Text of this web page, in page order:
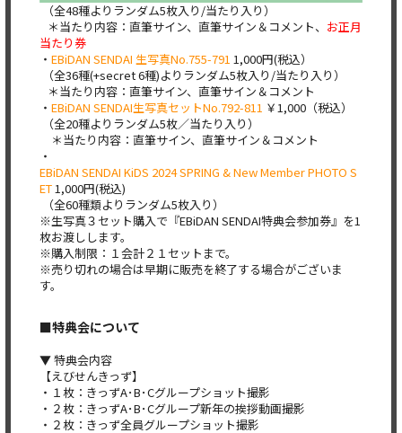
（全48種よりランダム5枚入り/当たり入り）
＊当たり内容：直筆サイン、直筆サイン＆コメント、 お正月
当たり券
・ EBiDAN SENDAI 生写真No.755-791 1,000円(税込）
（全36種(+secret 6種)よりランダム5枚入り/当たり入り）
＊当たり内容：直筆サイン、直筆サイン＆コメント
・ EBiDAN SENDAI生写真セットNo.792-811 ￥1,000（税込）
（全20種よりランダム5枚／当たり入り）
＊当たり内容：直筆サイン、直筆サイン＆コメント
・
EBiDAN SENDAI KiDS 2024 SPRING & New Member PHOTO S
ET 1,000円(税込)
（全60種類よりランダム5枚入り）
※生写真３セット購入で『EBiDAN SENDAI特典会参加券』を1
枚お渡しします。
※購入制限：１会計２１セットまで。
※売り切れの場合は早期に販売を終了する場合がございま
す。
■特典会について
▼ 特典会内容
【えびせんきっず】
・１枚：きっずA･B･Cグループショット撮影
・２枚：きっずA･B･Cグループ新年の挨拶動画撮影
・２枚：きっず全員グループショット撮影